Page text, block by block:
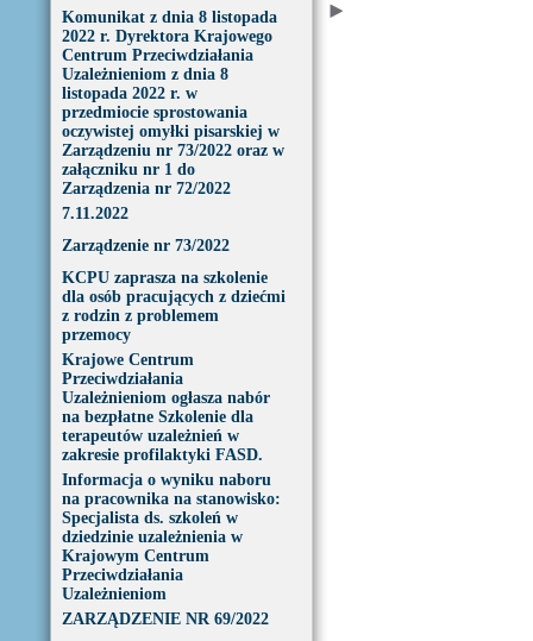
Komunikat z dnia 8 listopada
2022 r. Dyrektora Krajowego
Centrum Przeciwdziałania
Uzależnieniom z dnia 8
listopada 2022 r. w
przedmiocie sprostowania
oczywistej omyłki pisarskiej w
Zarządzeniu nr 73/2022 oraz w
załączniku nr 1 do
Zarządzenia nr 72/2022
7.11.2022
Zarządzenie nr 73/2022
KCPU zaprasza na szkolenie
dla osób pracujących z dziećmi
z rodzin z problemem
przemocy
Krajowe Centrum
Przeciwdziałania
Uzależnieniom ogłasza nabór
na bezpłatne Szkolenie dla
terapeutów uzależnień w
zakresie profilaktyki FASD.
Informacja o wyniku naboru
na pracownika na stanowisko:
Specjalista ds. szkoleń w
dziedzinie uzależnienia w
Krajowym Centrum
Przeciwdziałania
Uzależnieniom
ZARZĄDZENIE NR 69/2022